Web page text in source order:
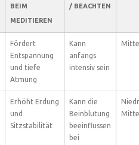
BEIM
MEDITIEREN
/ BEACHTEN
Fördert
Entspannung
und tiefe
Atmung
Kann
anfangs
intensiv sein
Erhöht Erdung
und
Sitzstabilität
Kann die
Beinblutung
beeinflussen
bei